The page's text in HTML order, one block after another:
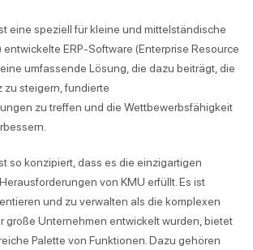
eine speziell für kleine und mittelständische
ERP-Software (Enterprise Resource
umfassende Lösung, die dazu beiträgt, die
zu steigern, fundierte
zu treffen und die Wettbewerbsfähigkeit
so konzipiert, dass es die einzigartigen
von KMU erfüllt. Es ist
und zu verwalten als die komplexen
große Unternehmen entwickelt wurden, bietet
Palette von Funktionen. Dazu gehören